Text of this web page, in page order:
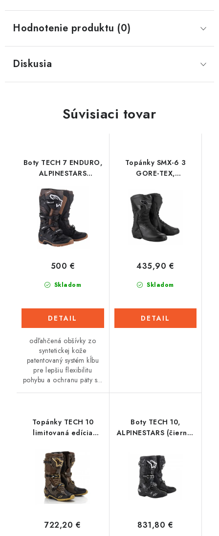
Hodnotenie produktu (0)
Diskusia
Súvisiaci tovar
Boty TECH 7 ENDURO,
ALPINESTARS
2023
Skladom
500 €
DETAIL
odľahčená obšívky zo
syntetickej kože
patentovaný systém kĺbu
pre lepšiu flexibilitu
pohybu a ochranu päty s...
Topánky SMX-6 3
GORE-TEX,
(čierna/tmavo šedá)
2026
Skladom
435,90 €
DETAIL
Topánky TECH 10
limitovaná edícia
(tmavo hnedá/zlatá/
čierna) 2023
722,20 €
Boty TECH 10,
ALPINESTARS (čierna)
831,80 €